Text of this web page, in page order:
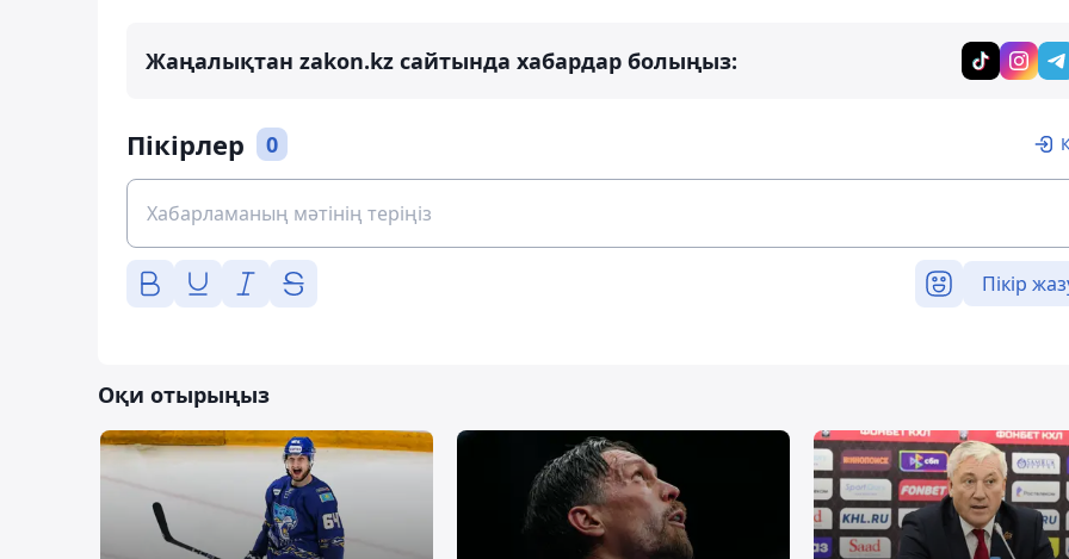
Жаңалықтан zakon.kz сайтында хабардар болыңыз:
Пікірлер 0
Пікір
Оқи отырыңыз